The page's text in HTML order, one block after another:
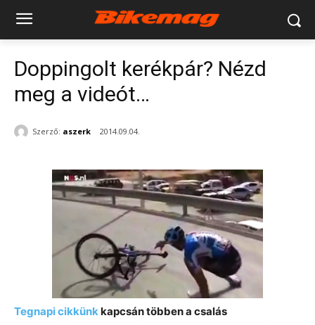
Doppingolt kerékpár? Nézd
meg a videót…
Szerző: aszerk 2014.09.04.
Tegnapi cikkünkkapcsán többen a csalás